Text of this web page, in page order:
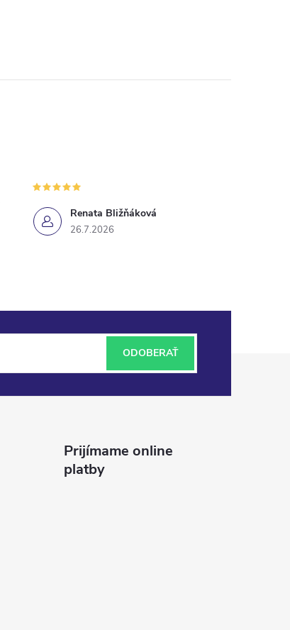
Renata Bližňáková
26.7.2026
ODOBERAŤ
Prijímame online
platby